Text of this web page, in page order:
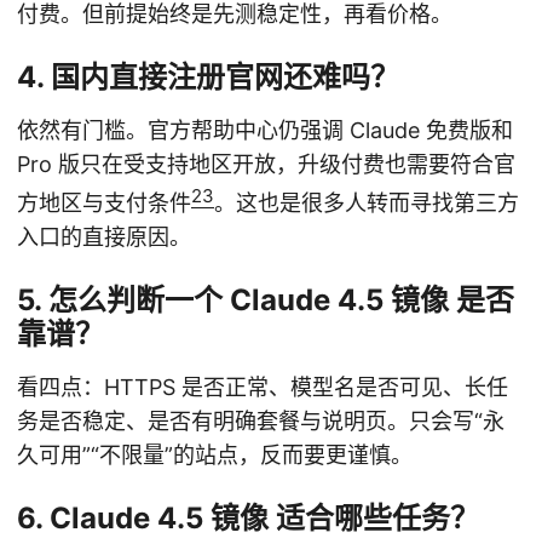
付费。但前提始终是先测稳定性，再看价格。
4. 国内直接注册官网还难吗？
依然有门槛。官方帮助中心仍强调 Claude 免费版和
Pro 版只在受支持地区开放，升级付费也需要符合官
方地区与支付条件23。这也是很多人转而寻找第三方
入口的直接原因。
5. 怎么判断一个 Claude 4.5 镜像 是否
靠谱？
看四点：HTTPS 是否正常、模型名是否可见、长任
务是否稳定、是否有明确套餐与说明页。只会写“永
久可用”“不限量”的站点，反而要更谨慎。
6. Claude 4.5 镜像 适合哪些任务？